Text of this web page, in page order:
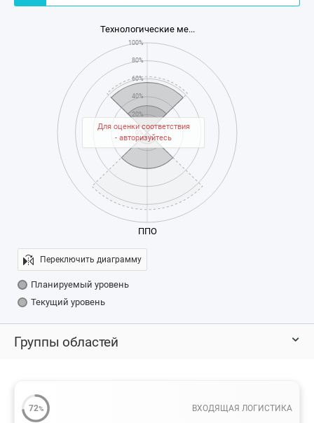
Для оценки соответствия
- авторизуйтесь
0%
20%
40%
60%
80%
100%
Технологические ме...
ППО
Переключить диаграмму
Планируемый уровень
Текущий уровень
Группы областей
72% ВХОДЯЩАЯ ЛОГИСТИКА